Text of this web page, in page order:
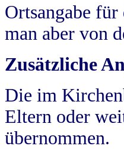
Ortsangabe
man aber von
Zusätzliche
Die im
Eltern oder
übernommen.